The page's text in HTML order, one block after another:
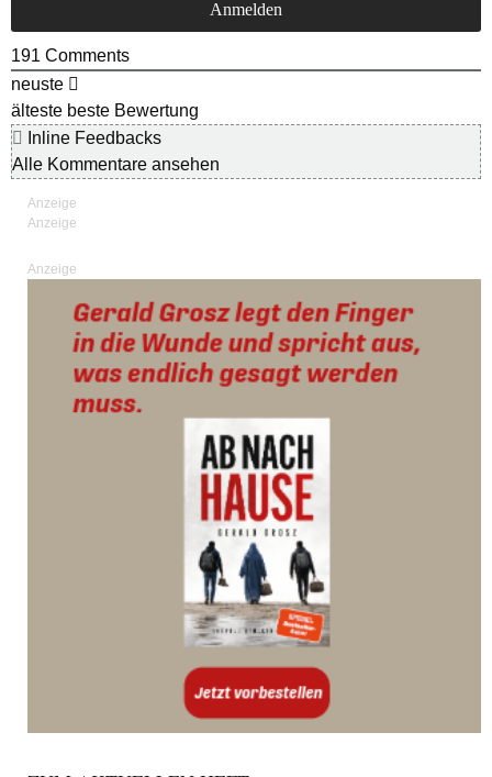
191 Comments
neuste
älteste beste Bewertung
Inline Feedbacks
Alle Kommentare ansehen
Anzeige